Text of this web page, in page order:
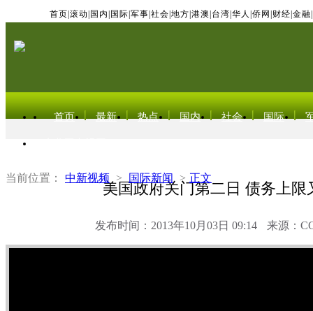
首页 滚动 国内 国际 军事 社会 地方 港澳 台湾 华人 侨网 财经 金融
首页 最新 热点 国内 社会 国际
当前位置： 中新视频 > 国际新闻 > 正文
美国政府关门第二日 债务上限
发布时间：2013年10月03日 09:14 来源：